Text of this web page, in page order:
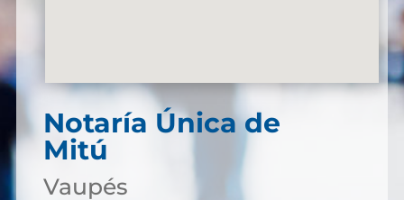
Notaría Única de
Mitú
Vaupés